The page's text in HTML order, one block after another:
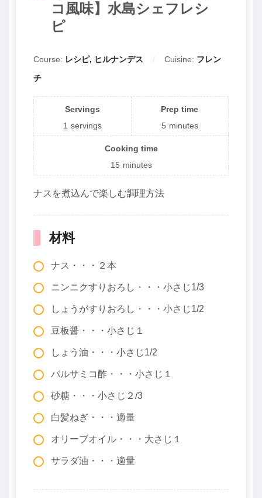
コ風味】水島シェフレシ
ピ
Course: レシピ, ヒルナンデス Cuisine: フレン
チ
Servings
1 servings
Prep time
5 minutes
Cooking time
15 minutes
ナスを煮込んで楽しむ調理方法
材料
ナス・・・２本
ニンニクすりおろし・・・小さじ1/3
しょうがすりおろし・・・小さじ1/2
豆板醤・・・小さじ１
しょう油・・・小さじ1/2
バルサミコ酢・・・小さじ１
砂糖・・・小さじ２/3
白髪ねぎ・・・適量
オリーブオイル・・・大さじ１
サラダ油・・・適量